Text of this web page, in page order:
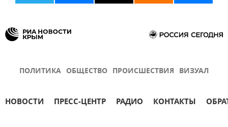
ПОЛИТИКА ОБЩЕСТВО ПРОИСШЕСТВИЯ ВИЗУАЛ
НОВОСТИ ПРЕСС-ЦЕНТР РАДИО КОНТАКТЫ